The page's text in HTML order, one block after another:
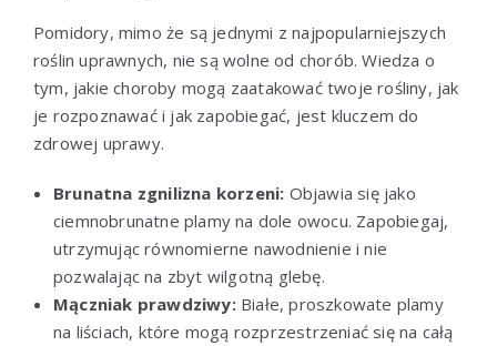
Pomidory, mimo że są jednymi z najpopularniejszych
roślin uprawnych, nie są wolne od chorób. Wiedza o
tym, jakie choroby mogą zaatakować twoje rośliny, jak
je rozpoznawać i jak zapobiegać, jest kluczem do
zdrowej uprawy.
Brunatna zgnilizna korzeni: Objawia się jako
ciemnobrunatne plamy na dole owocu. Zapobiegaj,
utrzymując równomierne nawodnienie i nie
pozwalając na zbyt wilgotną glebę.
Mączniak prawdziwy:Białe, proszkowate plamy
na liściach, które mogą rozprzestrzeniać się na całą